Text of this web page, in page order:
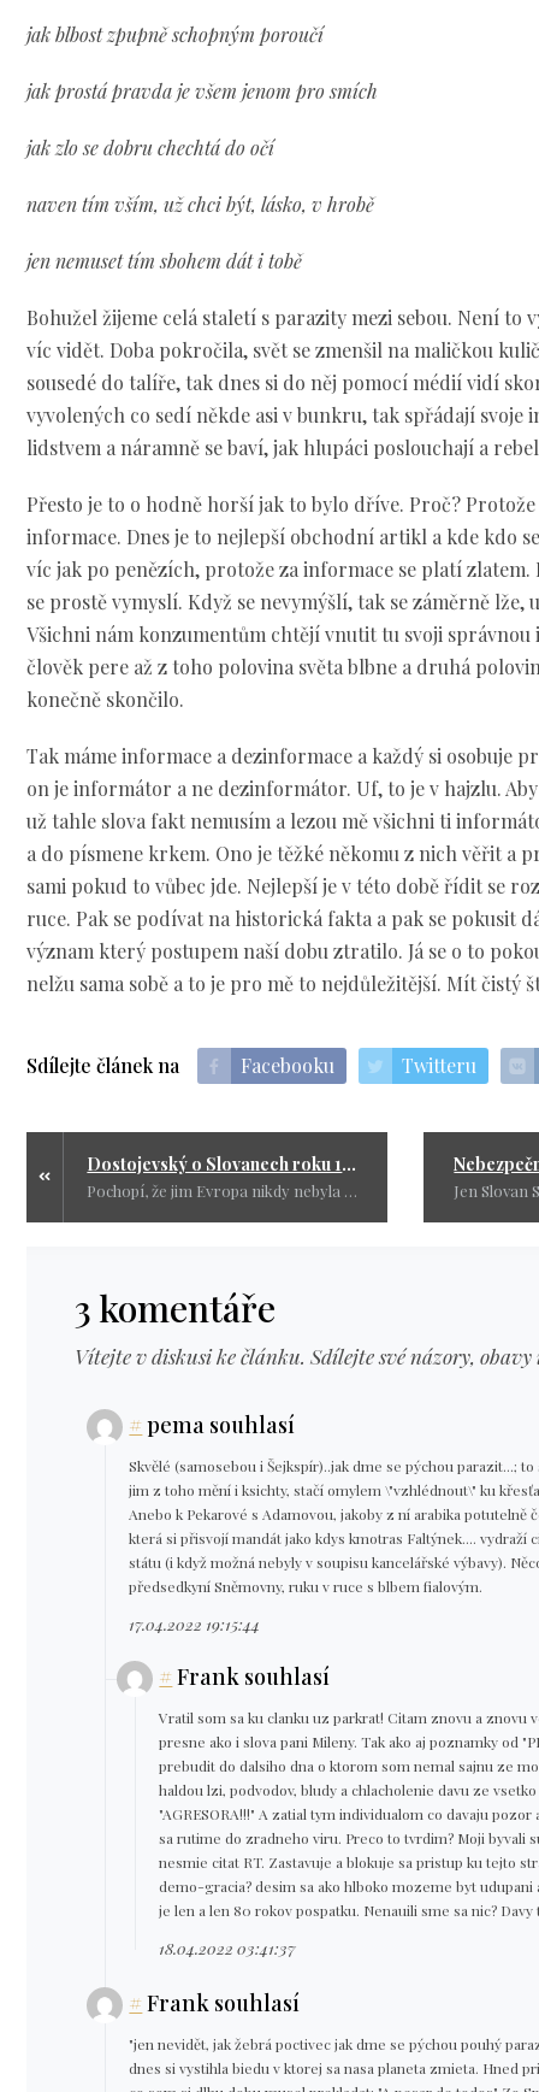
jak blbost zpupně schopným poroučí
jak prostá pravda je všem jenom pro smích
jak zlo se dobru chechtá do očí
naven tím vším, už chci být, lásko, v hrobě
jen nemuset tím sbohem dát i tobě
Bohužel žijeme celá staletí s parazity mezi sebou. Není to
víc vidět. Doba pokročila, svět se zmenšil na maličkou
sousedé do talíře, tak dnes si do něj pomocí médií vidí
vyvolených co sedí někde asi v bunkru, tak spřádají svoje
lidstvem a náramně se baví, jak hlupáci poslouchají a
Přesto je to o hodně horší jak to bylo dříve. Proč?
informace. Dnes je to nejlepší obchodní artikl a kde kdo
víc jak po penězích, protože za informace se platí zlatem.
se prostě vymyslí. Když se nevymýšlí, tak se záměrně lže,
Všichni nám konzumentům chtějí vnutit tu svoji správnou
člověk pere až z toho polovina světa blbne a druhá
konečně skončilo.
Tak máme informace a dezinformace a každý si osobuje
on je informátor a ne dezinformátor. Uf, to je v hajzlu. Aby
už tahle slova fakt nemusím a lezou mě všichni ti
a do písmene krkem. Ono je těžké někomu z nich věřit a
sami pokud to vůbec jde. Nejlepší je v této době řídit se
ruce. Pak se podívat na historická fakta a pak se pokusit
význam který postupem naší dobu ztratilo. Já se o to
nelžu sama sobě a to je pro mě to nejdůležitější. Mít čistý
Sdílejte článek na Facebooku Twitteru
Dostojevský o Slovanech roku 1877
Pochopí, že jim Evropa nikdy nebyla a nebude nakloněna, a že pokud existují jako národ, tedy jen proto, že tu byl ten obrovský magnet – Rusko, které je všechny k sobě nezadržitelně přitahuje a tak uchovává jejich celistvost a jednotu.
3 komentáře
Vítejte v diskusi ke článku. Sdílejte své názory,
#pema souhlasí
Skvělé (samosebou i Šejkspír)..jak dme se pýchou parazit...;
jim z toho mění i ksichty, stačí omylem \"vzhlédnout\" ku
Anebo k Pekarové s Adamovou, jakoby z ní arabika potutelně
která si přisvojí mandát jako kdys kmotras Faltýnek....
státu (i když možná nebyly v soupisu kancelářské výbavy).
předsedkyní Sněmovny, ruku v ruce s blbem fialovým.
17.04.2022 19:15:44
#Frank souhlasí
Vratil som sa ku clanku uz parkrat! Citam znovu a znovu
presne ako i slova pani Mileny. Tak ako aj poznamky od
prebudit do dalsiho dna o ktorom som nemal sajnu ze
haldou lzi, podvodov, bludy a chlacholenie davu ze
"AGRESORA!!!" A zatial tym individualom co davaju
sa rutime do zradneho viru. Preco to tvrdim? Moji byvali
nesmie citat RT. Zastavuje a blokuje sa pristup ku tejto
demo-gracia? desim sa ako hlboko mozeme byt
je len a len 80 rokov pospatku. Nenauili sme sa nic?
18.04.2022 03:41:37
#Frank souhlasí
"jen nevidět, jak žebrá poctivec jak dme se pýchou pouhý
dnes si vystihla biedu v ktorej sa nasa planeta zmieta. Hned